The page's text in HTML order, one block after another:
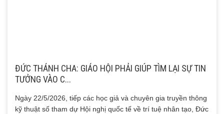
ĐỨC THÁNH CHA: GIÁO HỘI PHẢI GIÚP TÌM LẠI SỰ TIN
TƯỞNG VÀO C...
Ngày 22/5/2026, tiếp các học giả và chuyên gia truyền thông
kỹ thuật số tham dự Hội nghị quốc tế về trí tuệ nhân tạo, Đức